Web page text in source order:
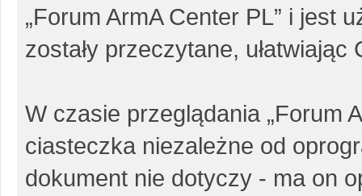
„Forum ArmA Center PL” i jest
zostały przeczytane,
W czasie przeglądania „Forum
ciasteczka niezależne od
dokument nie dotyczy - ma on